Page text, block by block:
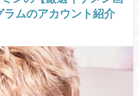
ムのアカウント紹介